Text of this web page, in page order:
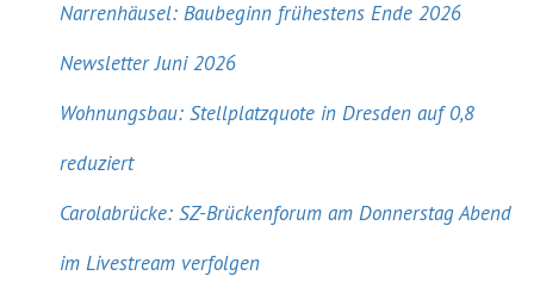
Narrenhäusel: Baubeginn frühestens Ende 2026
Newsletter Juni 2026
Wohnungsbau: Stellplatzquote in Dresden auf 0,8
reduziert
Carolabrücke: SZ-Brückenforum am Donnerstag Abend
im Livestream verfolgen